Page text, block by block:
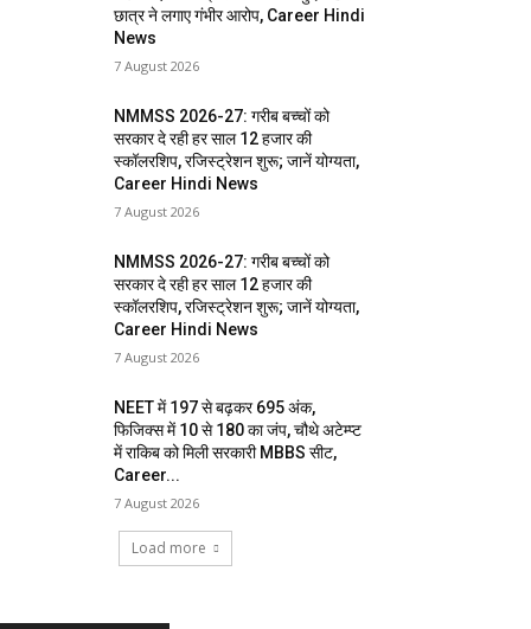
छात्र ने लगाए गंभीर आरोप, Career Hindi
News
7 August 2026
NMMSS 2026-27: गरीब बच्चों को
सरकार दे रही हर साल 12 हजार की
स्कॉलरशिप, रजिस्ट्रेशन शुरू; जानें योग्यता,
Career Hindi News
7 August 2026
NMMSS 2026-27: गरीब बच्चों को
सरकार दे रही हर साल 12 हजार की
स्कॉलरशिप, रजिस्ट्रेशन शुरू; जानें योग्यता,
Career Hindi News
7 August 2026
NEET में 197 से बढ़कर 695 अंक,
फिजिक्स में 10 से 180 का जंप, चौथे अटेम्प्ट
में राकिब को मिली सरकारी MBBS सीट,
Career...
7 August 2026
Load more